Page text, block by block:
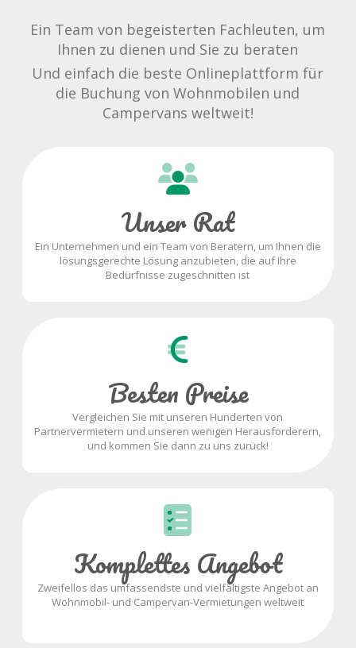
Ein Team von begeisterten Fachleuten, um
Ihnen zu dienen und Sie zu beraten
Und einfach die beste Onlineplattform für
die Buchung von Wohnmobilen und
Campervans weltweit!
Unser Rat
Ein Unternehmen und ein Team von Beratern, um Ihnen die
lösungsgerechte Lösung anzubieten, die auf Ihre
Bedürfnisse zugeschnitten ist
Besten Preise
Vergleichen Sie mit unseren Hunderten von
Partnervermietern und unseren wenigen Herausforderern,
und kommen Sie dann zu uns zurück!
Komplettes Angebot
Zweifellos das umfassendste und vielfältigste Angebot an
Wohnmobil- und Campervan-Vermietungen weltweit